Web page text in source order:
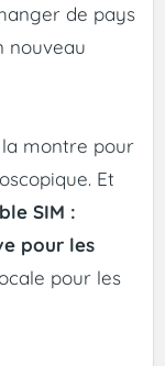
de pays
nouveau
montre pour
Et
SIM :
pour les
pour les